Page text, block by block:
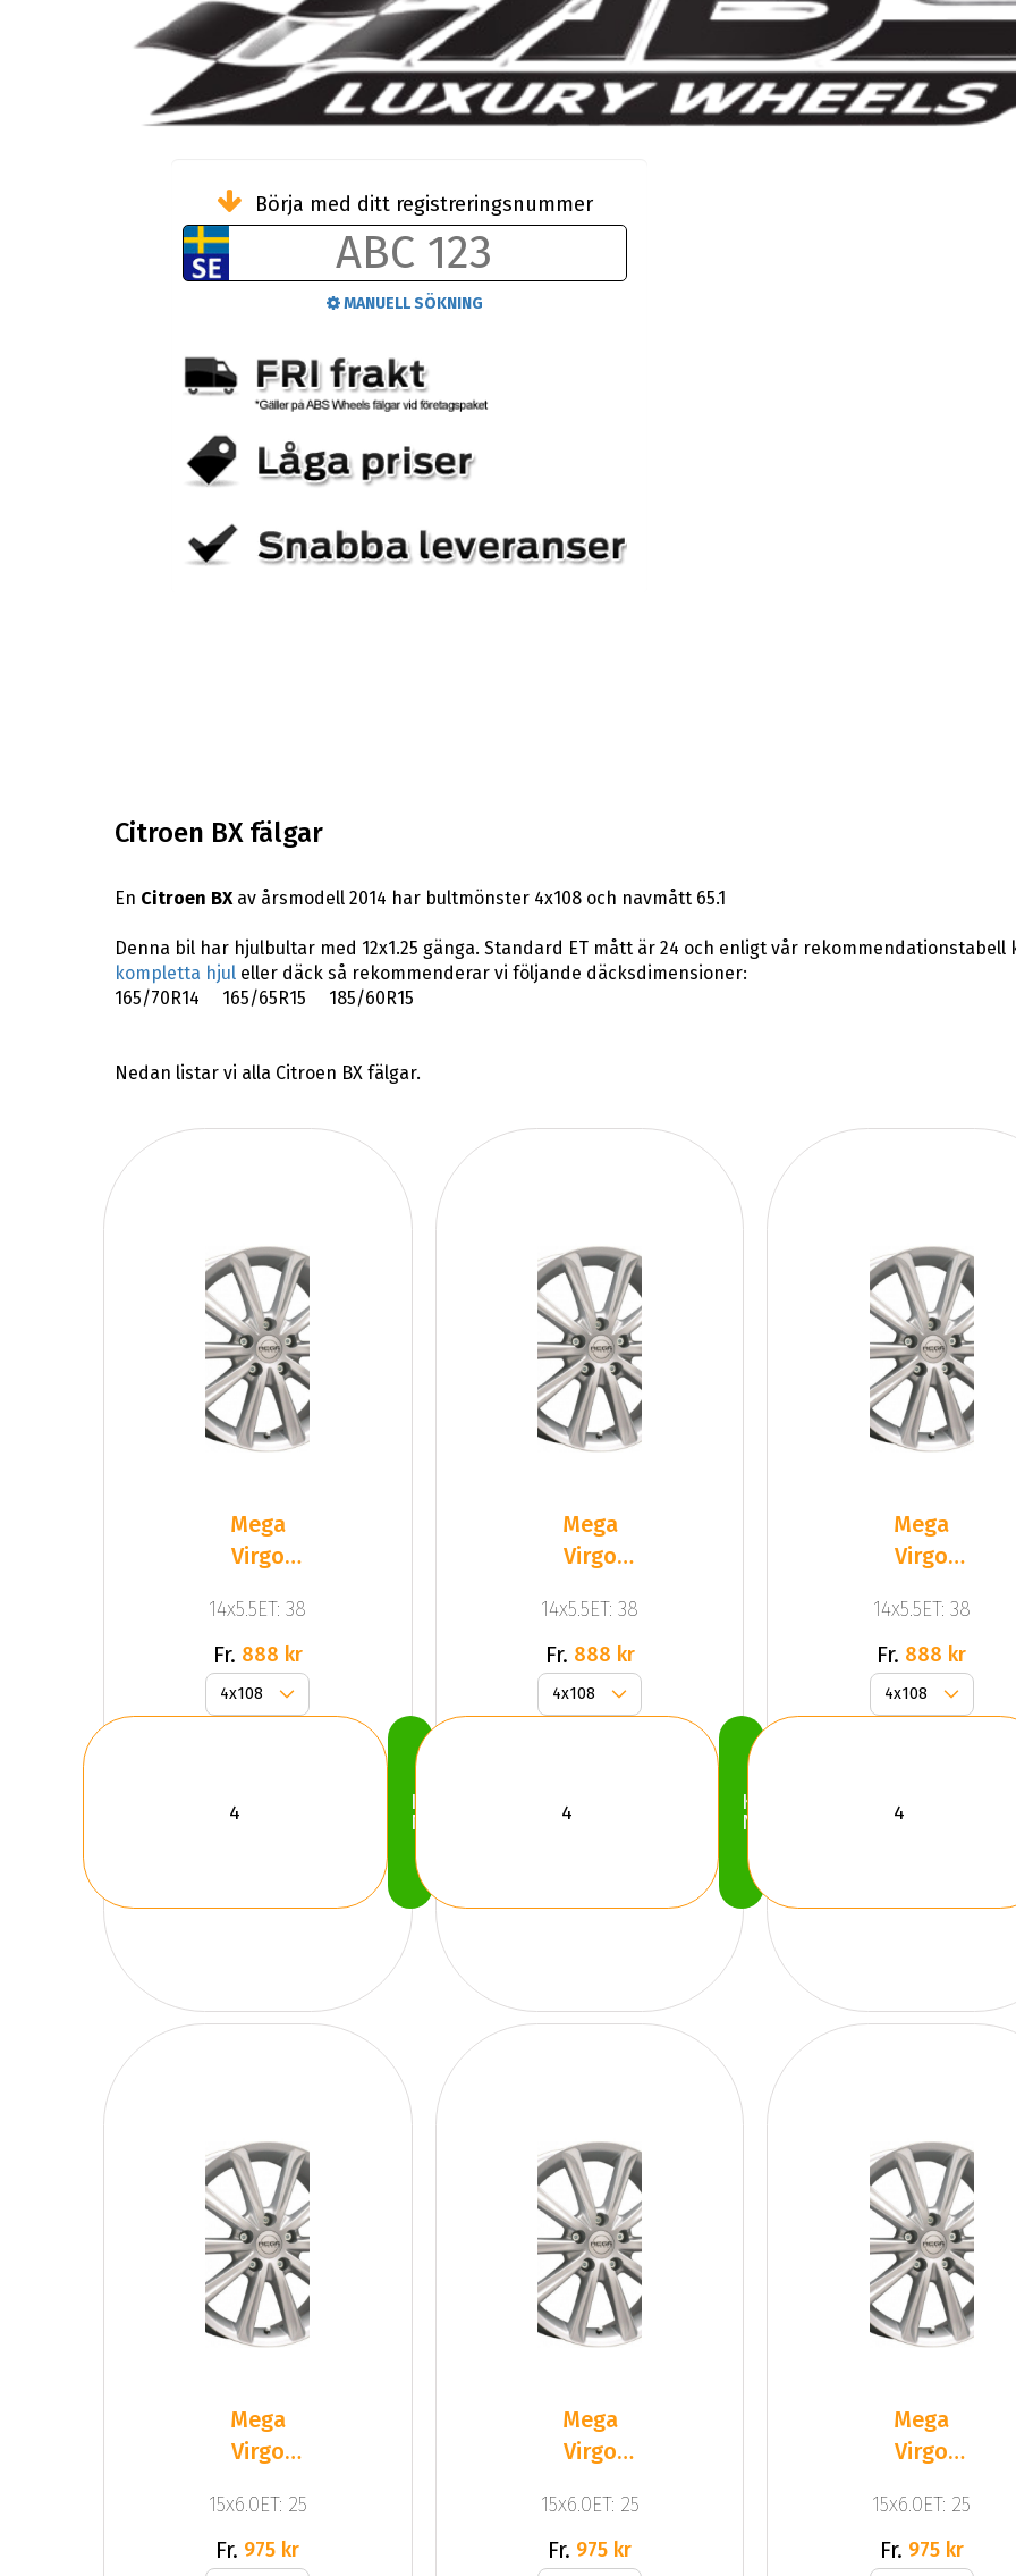
Börja med ditt registreringsnummer
MANUELL SÖKNING
Citroen BX fälgar
En Citroen BXav årsmodell 2014 har bultmönster 4x108 och navmått 65.1
Denna bil har hjulbultar med 12x1.25 gänga. Standard ET mått är 24 och enligt vår
kompletta hjuleller däck så rekommenderar vi följande däcksdimensioner:
165/70R14 165/65R15 185/60R15
Nedan listar vi alla Citroen BX fälgar.
Mega
Virgo
14x5.5ET: 38
Fr. 888 kr
Köp
Nu
Mega
Virgo
14x5.5ET: 38
Fr. 888 kr
Köp
Nu
Mega
Virgo
14x5.5ET: 38
Fr. 888 kr
Mega
Virgo
15x6.0ET: 25
Fr. 975 kr
Mega
Virgo
15x6.0ET: 25
Fr. 975 kr
Mega
Virgo
15x6.0ET: 25
Fr. 975 kr